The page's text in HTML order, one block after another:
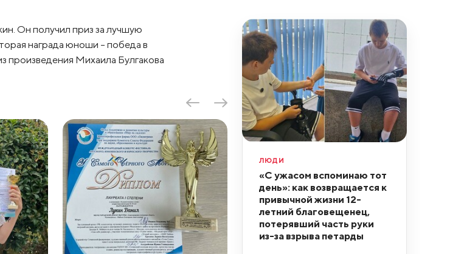
Он получил приз за лучшую
награда юноши - победа в
произведения Михаила Булгакова
ЛЮДИ
«С ужасом вспоминаю тот
день»: как возвращается к
привычной жизни 12-
летний благовещенец,
потерявший часть руки
из-за взрыва петарды